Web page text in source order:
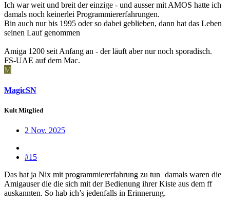
Ich war weit und breit der einzige - und ausser mit AMOS hatte ich
damals noch keinerlei Programmiererfahrungen.
Bin auch nur bis 1995 oder so dabei geblieben, dann hat das Leben
seinen Lauf genommen
Amiga 1200 seit Anfang an - der läuft aber nur noch sporadisch.
FS-UAE auf dem Mac.
M
MagicSN
Kult Mitglied
2 Nov. 2025
#15
Das hat ja Nix mit programmiererfahrung zu tun damals waren die
Amigauser die die sich mit der Bedienung ihrer Kiste aus dem ff
auskannten. So hab ich’s jedenfalls in Erinnerung.